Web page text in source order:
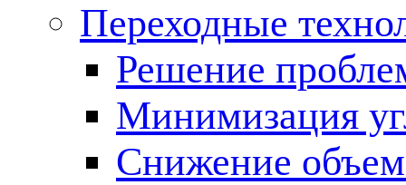
Переходные
Решение
Минимизация
Снижение